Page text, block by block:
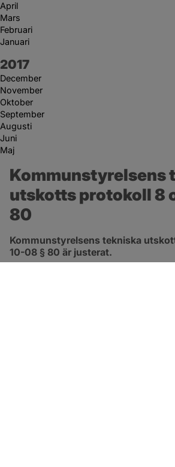
April
Mars
Februari
Januari
År:
2017
December
November
Oktober
September
Augusti
Juni
Maj
Kommunstyrelsens
utskotts protokoll 8
80
Kommunstyrelsens tekniska
10-08 § 80 är justerat.